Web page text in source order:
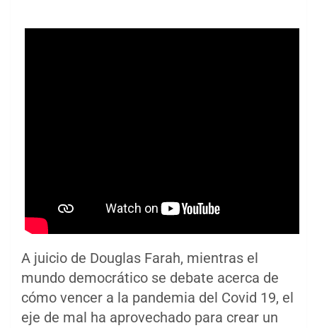
A juicio de Douglas Farah, mientras el
mundo democrático se debate acerca de
cómo vencer a la pandemia del Covid 19, el
eje de mal ha aprovechado para crear un